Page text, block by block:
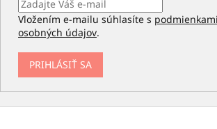
Vložením e-mailu súhlasíte s
osobných údajov.
PRIHLÁSIŤ SA